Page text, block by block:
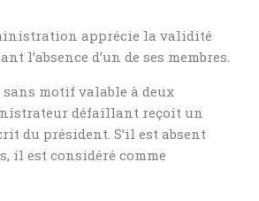
apprécie la validité
l’absence d’un de ses membres.
sans motif valable à deux
défaillant reçoit un
du président. S’il est absent
il est considéré comme